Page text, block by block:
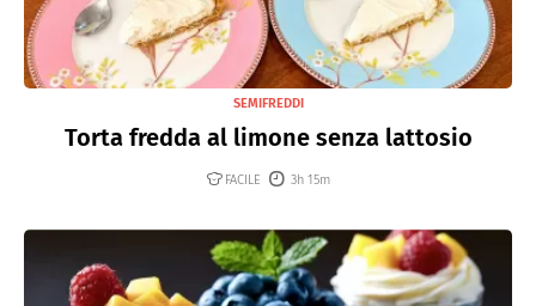
SEMIFREDDI
Torta fredda al limone senza lattosio
FACILE 3h 15m